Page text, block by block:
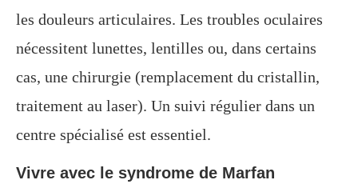
les douleurs articulaires. Les troubles oculaires
nécessitent lunettes, lentilles ou, dans certains
cas, une chirurgie (remplacement du cristallin,
traitement au laser). Un suivi régulier dans un
centre spécialisé est essentiel.
Vivre avec le syndrome de Marfan